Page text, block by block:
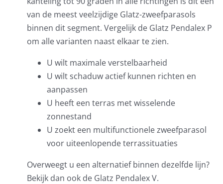
van de meest veelzijdige Glatz-zweefparasols
binnen dit segment. Vergelijk de Glatz Pendalex P
om alle varianten naast elkaar te zien.
U wilt maximale verstelbaarheid
U wilt schaduw actief kunnen richten en
aanpassen
U heeft een terras met wisselende
zonnestand
U zoekt een multifunctionele zweefparasol
voor uiteenlopende terrassituaties
Overweegt u een alternatief binnen dezelfde lijn?
Bekijk dan ook de Glatz Pendalex V.